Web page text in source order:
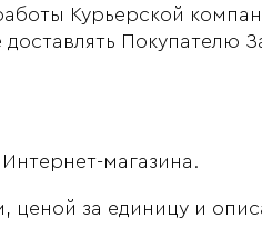
Курьерской
Покупателю
магазина.
за единицу и